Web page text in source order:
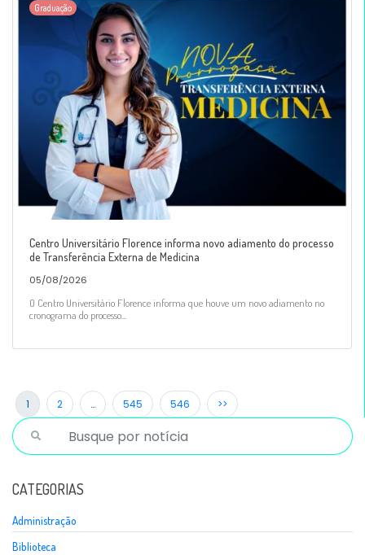
Graduação
Centro Universitário Florence informa novo adiamento do processo
de Transferência Externa de Medicina
05/08/2026
O Centro Universitário Florence informa que houve um novo adiamento no
cronograma do processo...
1 2 … 545 546 >>
CATEGORIAS
Administração
Biblioteca